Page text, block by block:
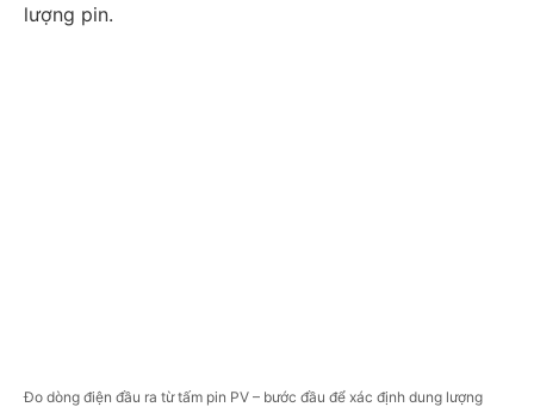
lượng pin.
Đo dòng điện đầu ra từ tấm pin PV – bước đầu để xác định dung lượng